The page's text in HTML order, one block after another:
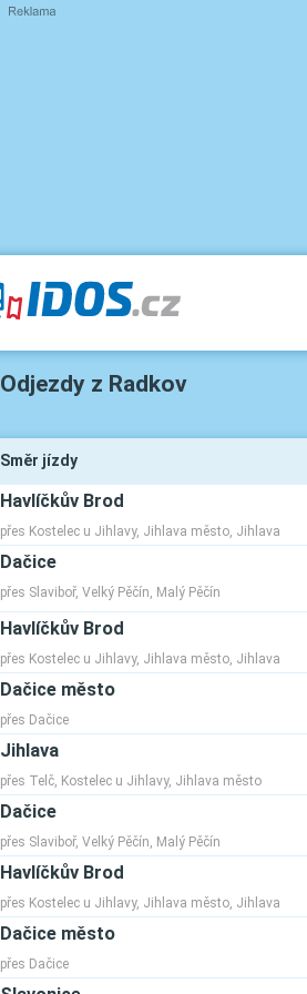
Odjezdy z Radkov
Směr jízdy
Havlíčkův Brod
přes Kostelec u Jihlavy, Jihlava město, Jihlava
Dačice
přes Slaviboř, Velký Pěčín, Malý Pěčín
Havlíčkův Brod
přes Kostelec u Jihlavy, Jihlava město, Jihlava
Dačice město
přes Dačice
Jihlava
přes Telč, Kostelec u Jihlavy, Jihlava město
Dačice
přes Slaviboř, Velký Pěčín, Malý Pěčín
Havlíčkův Brod
přes Kostelec u Jihlavy, Jihlava město, Jihlava
Dačice město
přes Dačice